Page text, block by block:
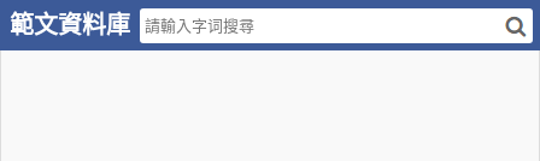
範文資料庫